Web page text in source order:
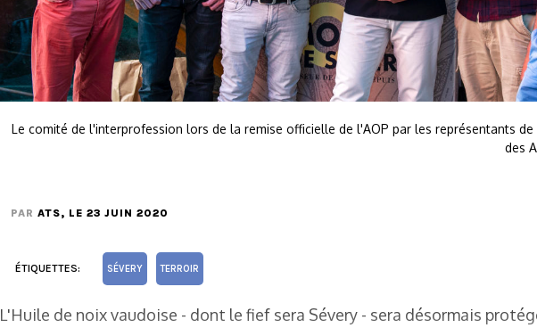
Le comité de l'interprofession lors de la remise officielle de l'AOP par les représentants
des
PAR ATS, LE 23 JUIN 2020
ÉTIQUETTES: SÉVERY TERROIR
L'Huile de noix vaudoise - dont le fief sera Sévery - sera désormais